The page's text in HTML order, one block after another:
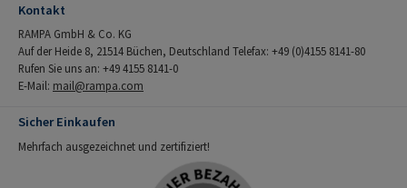
Kontakt
RAMPA GmbH & Co. KG
Auf der Heide 8, 21514 Büchen, Deutschland Telefax: +49 (0)4155 8141-80
Rufen Sie uns an: +49 4155 8141-0
E-Mail: mail@rampa.com
Sicher Einkaufen
Mehrfach ausgezeichnet und zertifiziert!